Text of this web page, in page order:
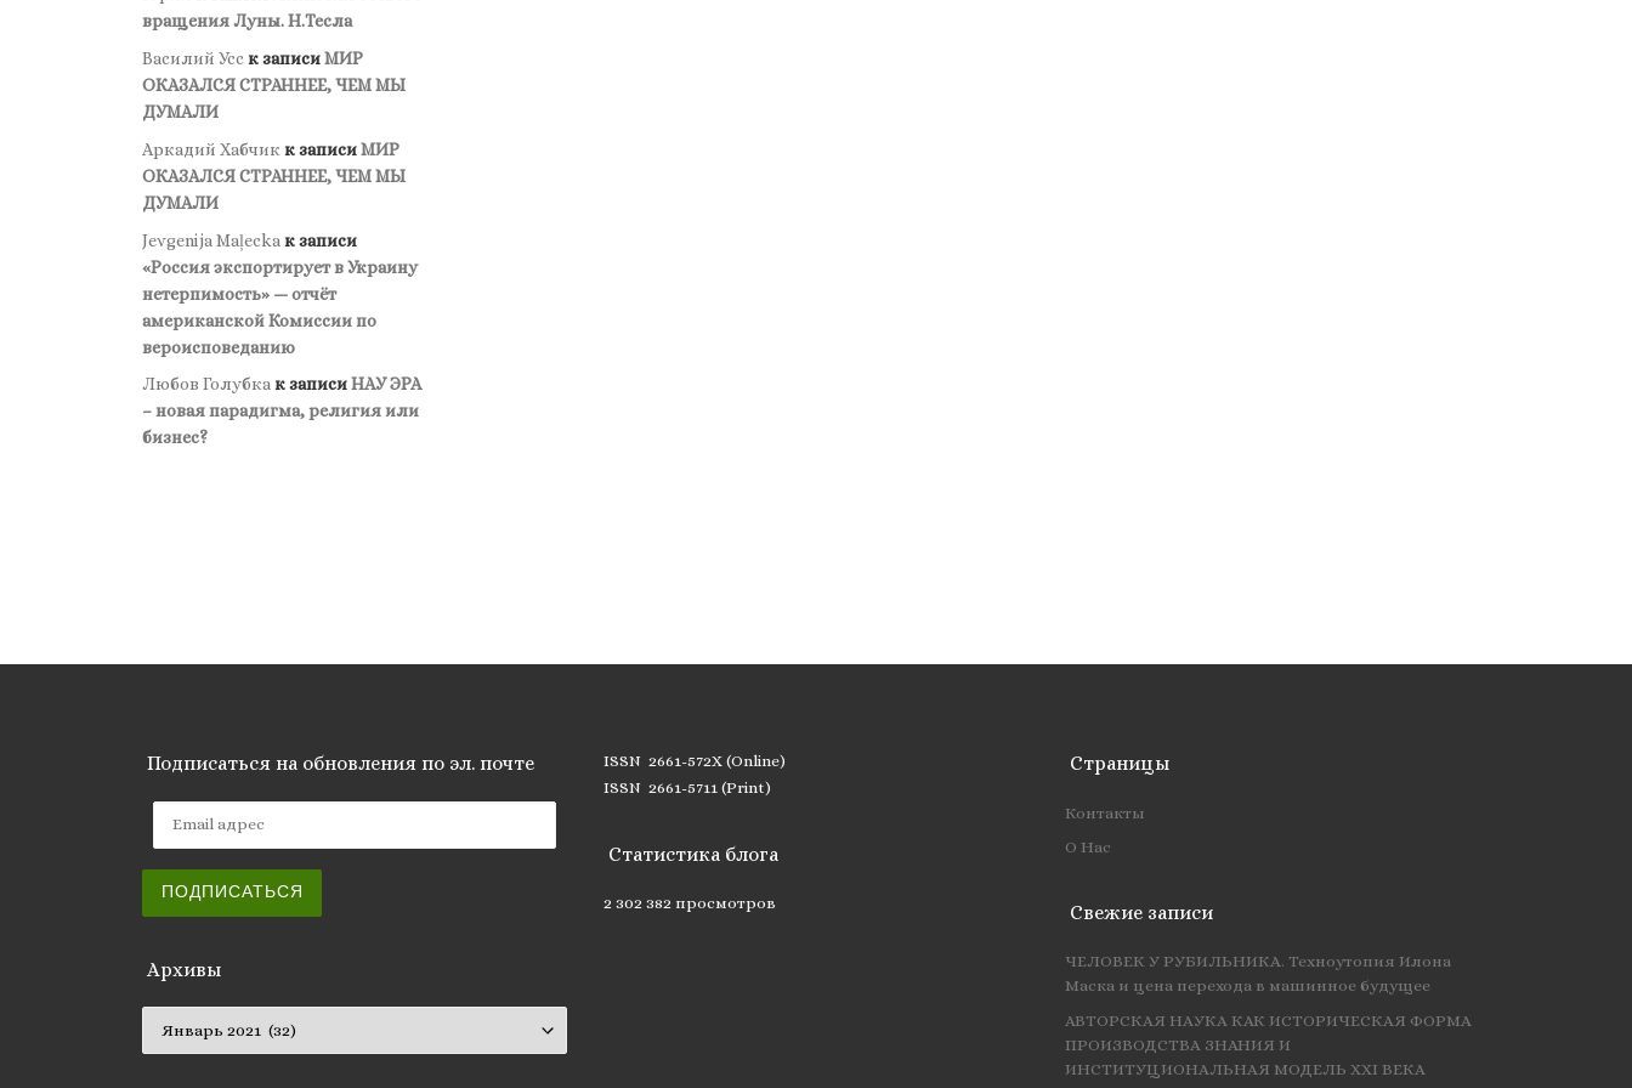
вращения Луны. Н.Тесла
Василий Усс к записиМИР
ОКАЗАЛСЯ СТРАННЕЕ, ЧЕМ МЫ
ДУМАЛИ
Аркадий Хабчик к записиМИР
ОКАЗАЛСЯ СТРАННЕЕ, ЧЕМ МЫ
ДУМАЛИ
Jevgenija Maļecka к записи
«Россия экспортирует в Украину
нетерпимость» — отчёт
американской Комиссии по
вероисповеданию
Любов Голубкак записиНАУ ЭРА
– новая парадигма, религия или
бизнес?
Подписаться на обновления по эл. почте
ПОДПИСАТЬСЯ
Архивы
ISSN 2661-572X (Online)
ISSN 2661-5711 (Print)
Статистика блога
2 302 382 просмотров
Страницы
Контакты
О Нас
Свежие записи
ЧЕЛОВЕК У РУБИЛЬНИКА. Техноутопия Илона
Маска и цена перехода в машинное будущее
АВТОРСКАЯ НАУКА КАК ИСТОРИЧЕСКАЯ ФОРМА
ПРОИЗВОДСТВА ЗНАНИЯ И
ИНСТИТУЦИОНАЛЬНАЯ МОДЕЛЬ XXI ВЕКА